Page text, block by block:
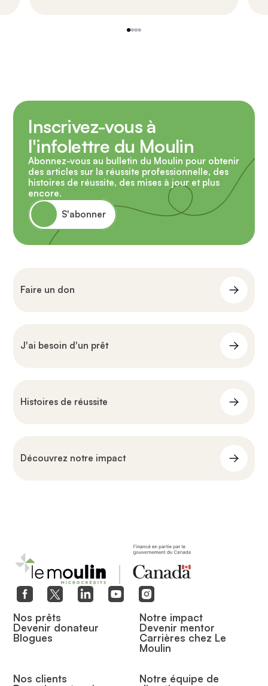
123
Inscrivez-vous à
l'infolettre du Moulin
Abonnez-vous au bulletin du Moulin pour obtenir
des articles sur la réussite professionnelle, des
histoires de réussite, des mises à jour et plus
encore.
S'abonner
Faire un don
J'ai besoin d'un prêt
Histoires de réussite
Découvrez notre impact
Nos prêts
Devenir donateur
Blogues
Notre impact
Devenir mentor
Carrières chez Le
Moulin
Nos clients
Notre équipe de